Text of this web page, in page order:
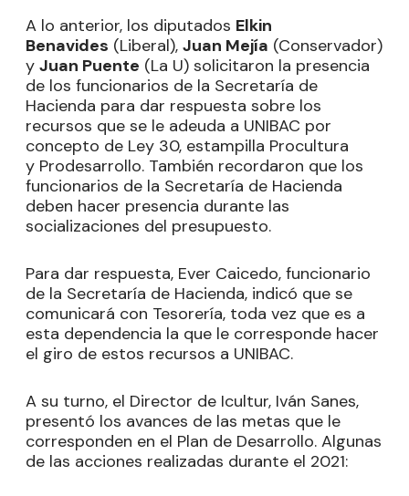
A lo anterior, los diputados Elkin
Benavides (Liberal), Juan Mejía (Conservador)
y Juan Puente (La U) solicitaron la presencia
de los funcionarios de la Secretaría de
Hacienda para dar respuesta sobre los
recursos que se le adeuda a UNIBAC por
concepto de Ley 30, estampilla Procultura
y Prodesarrollo. También recordaron que los
funcionarios de la Secretaría de Hacienda
deben hacer presencia durante las
socializaciones del presupuesto.
Para dar respuesta, Ever Caicedo, funcionario
de la Secretaría de Hacienda, indicó que se
comunicará con Tesorería, toda vez que es a
esta dependencia la que le corresponde hacer
el giro de estos recursos a UNIBAC.
A su turno, el Director de Icultur, Iván Sanes,
presentó los avances de las metas que le
corresponden en el Plan de Desarrollo. Algunas
de las acciones realizadas durante el 2021: